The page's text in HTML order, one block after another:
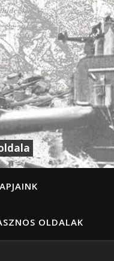
OLDALAK